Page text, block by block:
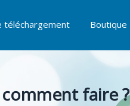
téléchargement Boutique
faire ?